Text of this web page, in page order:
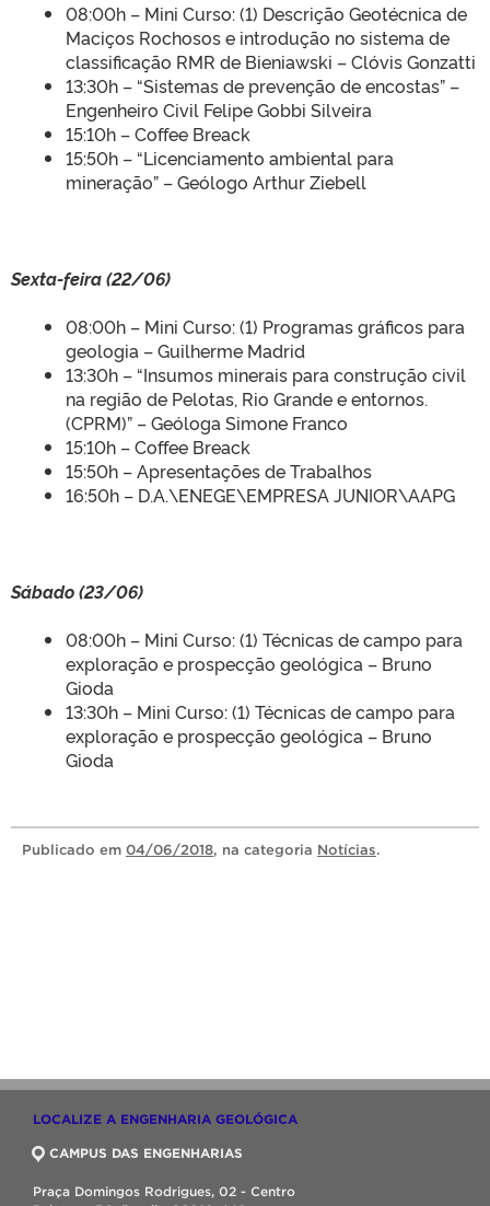
08:00h – Mini Curso: (1) Descrição Geotécnica de
Maciços Rochosos e introdução no sistema de
classificação RMR de Bieniawski – Clóvis Gonzatti
13:30h – “Sistemas de prevenção de encostas” –
Engenheiro Civil Felipe Gobbi Silveira
15:10h – Coffee Breack
15:50h – “Licenciamento ambiental para
mineração” – Geólogo Arthur Ziebell
Sexta-feira (22/06)
08:00h – Mini Curso: (1) Programas gráficos para
geologia – Guilherme Madrid
13:30h – “Insumos minerais para construção civil
na região de Pelotas, Rio Grande e entornos.
(CPRM)” – Geóloga Simone Franco
15:10h – Coffee Breack
15:50h – Apresentações de Trabalhos
16:50h – D.A.\ENEGE\EMPRESA JUNIOR\AAPG
Sábado (23/06)
08:00h – Mini Curso: (1) Técnicas de campo para
exploração e prospecção geológica – Bruno
Gioda
13:30h – Mini Curso: (1) Técnicas de campo para
exploração e prospecção geológica – Bruno
Gioda
Publicado em 04/06/2018, na categoria Notícias.
LOCALIZE A ENGENHARIA GEOLÓGICA
CAMPUS DAS ENGENHARIAS
Praça Domingos Rodrigues, 02 - Centro